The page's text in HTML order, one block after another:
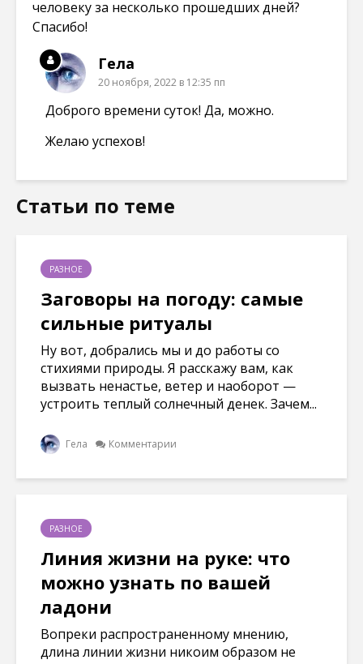
человеку за несколько прошедших дней?
Спасибо!
Гела
20 ноября, 2022 в 12:35 пп
Доброго времени суток! Да, можно.
Желаю успехов!
Статьи по теме
РАЗНОЕ
Заговоры на погоду: самые
сильные ритуалы
Ну вот, добрались мы и до работы со
стихиями природы. Я расскажу вам, как
вызвать ненастье, ветер и наоборот —
устроить теплый солнечный денек. Зачем...
Гела Комментарии
РАЗНОЕ
Линия жизни на руке: что
можно узнать по вашей
ладони
Вопреки распространенному мнению,
длина линии жизни никоим образом не